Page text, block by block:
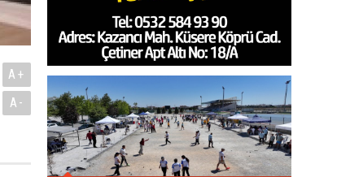
A+
A-